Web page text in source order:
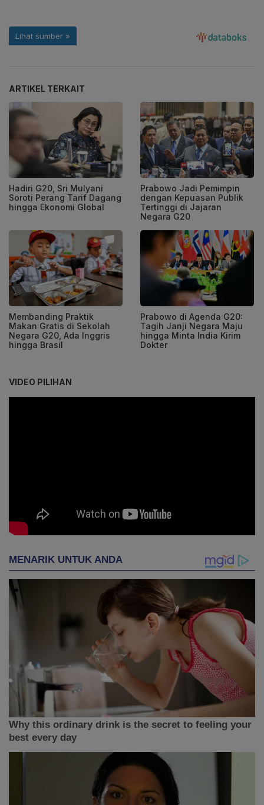
ARTIKEL TERKAIT
Hadiri G20, Sri Mulyani
Soroti Perang Tarif Dagang
hingga Ekonomi Global
Prabowo Jadi Pemimpin
dengan Kepuasan Publik
Tertinggi di Jajaran
Negara G20
Membanding Praktik
Makan Gratis di Sekolah
Negara G20, Ada Inggris
hingga Brasil
Prabowo di Agenda G20:
Tagih Janji Negara Maju
hingga Minta India Kirim
Dokter
VIDEO PILIHAN